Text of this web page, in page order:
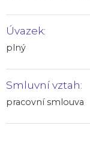
Úvazek:
plný
Smluvní vztah:
pracovní smlouva